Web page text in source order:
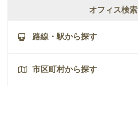
オフィス検索
路線・駅から探す
市区町村から探す